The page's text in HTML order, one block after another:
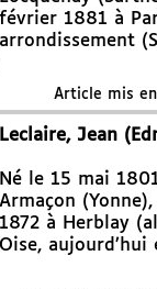
février 1881 à
arrondissement
Article mis
Leclaire, Jean
Né le 15 mai
Armaçon
1872 à Herblay
Oise, aujourd’hui